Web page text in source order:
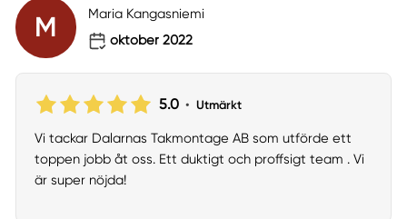
M
Maria Kangasniemi
oktober 2022
5.0 • Utmärkt
Vi tackar Dalarnas Takmontage AB som utförde ett
toppen jobb åt oss. Ett duktigt och proffsigt team . Vi
är super nöjda!